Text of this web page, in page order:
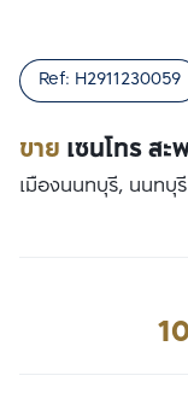
ขาย เซนโทร สะ
Ref: H2911230059
เมืองนนทบุรี, นนทบุรี